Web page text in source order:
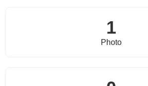
1
Photo